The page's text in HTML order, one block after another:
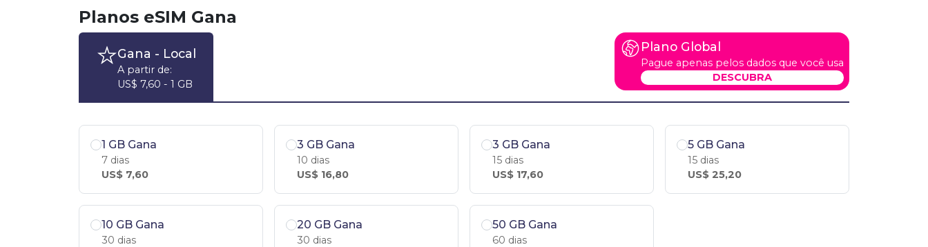
Planos eSIM Gana
Gana - Local
A partir de:
US$ 7,60 - 1 GB
Plano Global
Pague apenas pelos dados que você usa
DESCUBRA
1 GB Gana
7 dias
US$ 7,60
3 GB Gana
10 dias
US$ 16,80
3 GB Gana
15 dias
US$ 17,60
5 GB Gana
15 dias
US$ 25,20
10 GB Gana
30 dias
20 GB Gana
30 dias
50 GB Gana
60 dias